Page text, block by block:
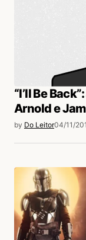
“I’ll Be
Arnold e
by Do Leitor04/11/